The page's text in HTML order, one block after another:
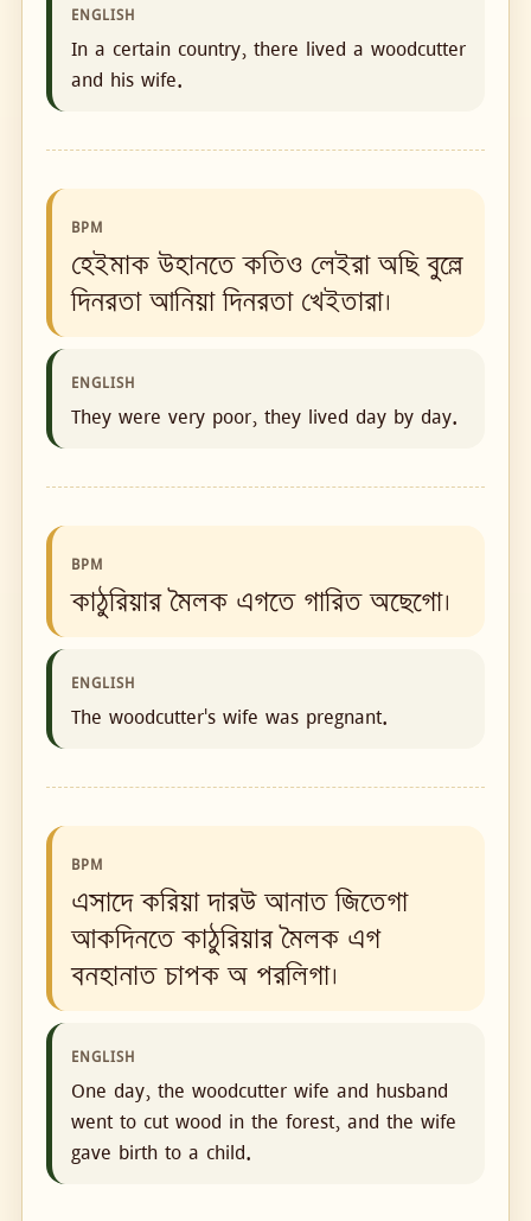
ENGLISH
In a certain country, there lived a woodcutter
and his wife.
BPM
হেইমাক উহানতে কতিও লেইরা অছি বুল্লে
দিনরতা আনিয়া দিনরতা খেইতারা।
ENGLISH
They were very poor, they lived day by day.
BPM
কাঠুরিয়ার মৈলক এগতে গারিত অছেগো।
ENGLISH
The woodcutter's wife was pregnant.
BPM
এসাদে করিয়া দারউ আনাত জিতেগা
আকদিনতে কাঠুরিয়ার মৈলক এগ
বনহানাত চাপক অ পরলিগা।
ENGLISH
One day, the woodcutter wife and husband
went to cut wood in the forest, and the wife
gave birth to a child.